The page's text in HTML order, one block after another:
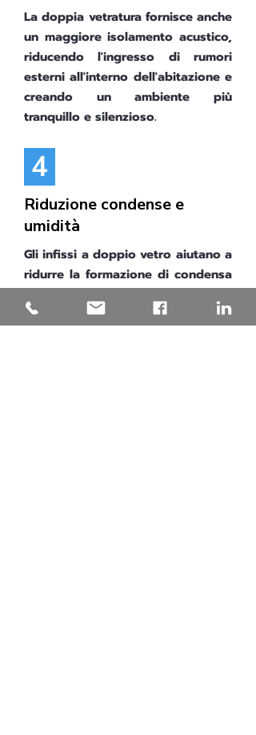
La doppia vetratura fornisce anche
un maggiore isolamento acustico,
riducendo l'ingresso di rumori
esterni all'interno dell'abitazione e
creando un ambiente più
tranquillo e silenzioso.
4
Riduzione condense e
umidità
Gli infissi a doppio vetro aiutano a
ridurre la formazione di condensa
finestre, mantenendo gli ambienti